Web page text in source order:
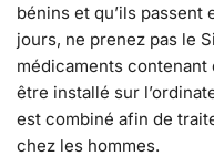
bénins et qu’ils passent
jours, ne prenez pas le
médicaments
être installé sur
est combiné afin de
chez les hommes.